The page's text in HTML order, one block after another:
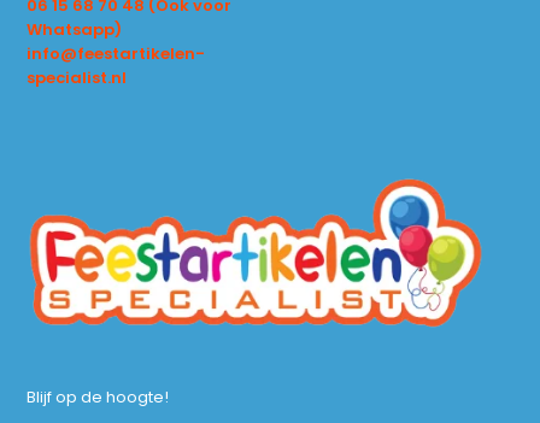
06 15 68 70 48 (Ook voor
Whatsapp)
info@feestartikelen-
specialist.nl
Blijf op de hoogte!